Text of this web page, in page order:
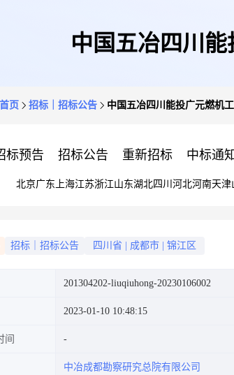
中国五冶四川
首页 招标｜招标公告 中国五冶四川能投广元燃机
标预告 招标公告 重新招标 中标通知
北京广东 上海江苏浙江山东湖北四川 河北河南天津
招标｜招标公告 四川省 成都市 锦江区
201304202-liuqiuhong-20230106002
2023-01-10 10:48:15
间
中冶成都勘察研究总院有限公司